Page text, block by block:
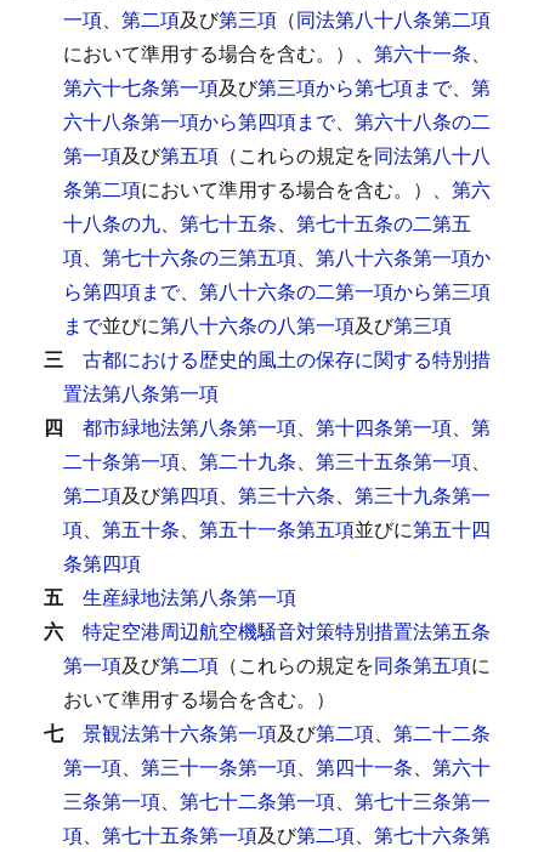
一項、 第二項及び第三項 （同法第八十八条第二項
において準用する場合を含む。）、 第六十一条、
第六十七条第一項及び第三項から第七項まで、 第
六十八条第一項から第四項まで、 第六十八条の二
第一項及び第五項 （これらの規定を同法第八十八
条第二項において準用する場合を含む。）、 第六
十八条の九、 第七十五条、 第七十五条の二第五
項、 第七十六条の三第五項、 第八十六条第一項か
ら第四項まで、 第八十六条の二第一項から第三項
まで並びに第八十六条の八第一項及び第三項
三 古都における歴史的風土の保存に関する特別措
置法第八条第一項
四 都市緑地法第八条第一項、 第十四条第一項、 第
二十条第一項、 第二十九条、 第三十五条第一項、
第二項及び第四項、 第三十六条、 第三十九条第一
項、 第五十条、 第五十一条第五項並びに第五十四
条第四項
五 生産緑地法第八条第一項
六 特定空港周辺航空機騒音対策特別措置法第五条
第一項及び第二項 （これらの規定を同条第五項に
おいて準用する場合を含む。）
七 景観法第十六条第一項及び第二項、 第二十二条
第一項、 第三十一条第一項、 第四十一条、 第六十
三条第一項、 第七十二条第一項、 第七十三条第一
項、 第七十五条第一項及び第二項、 第七十六条第